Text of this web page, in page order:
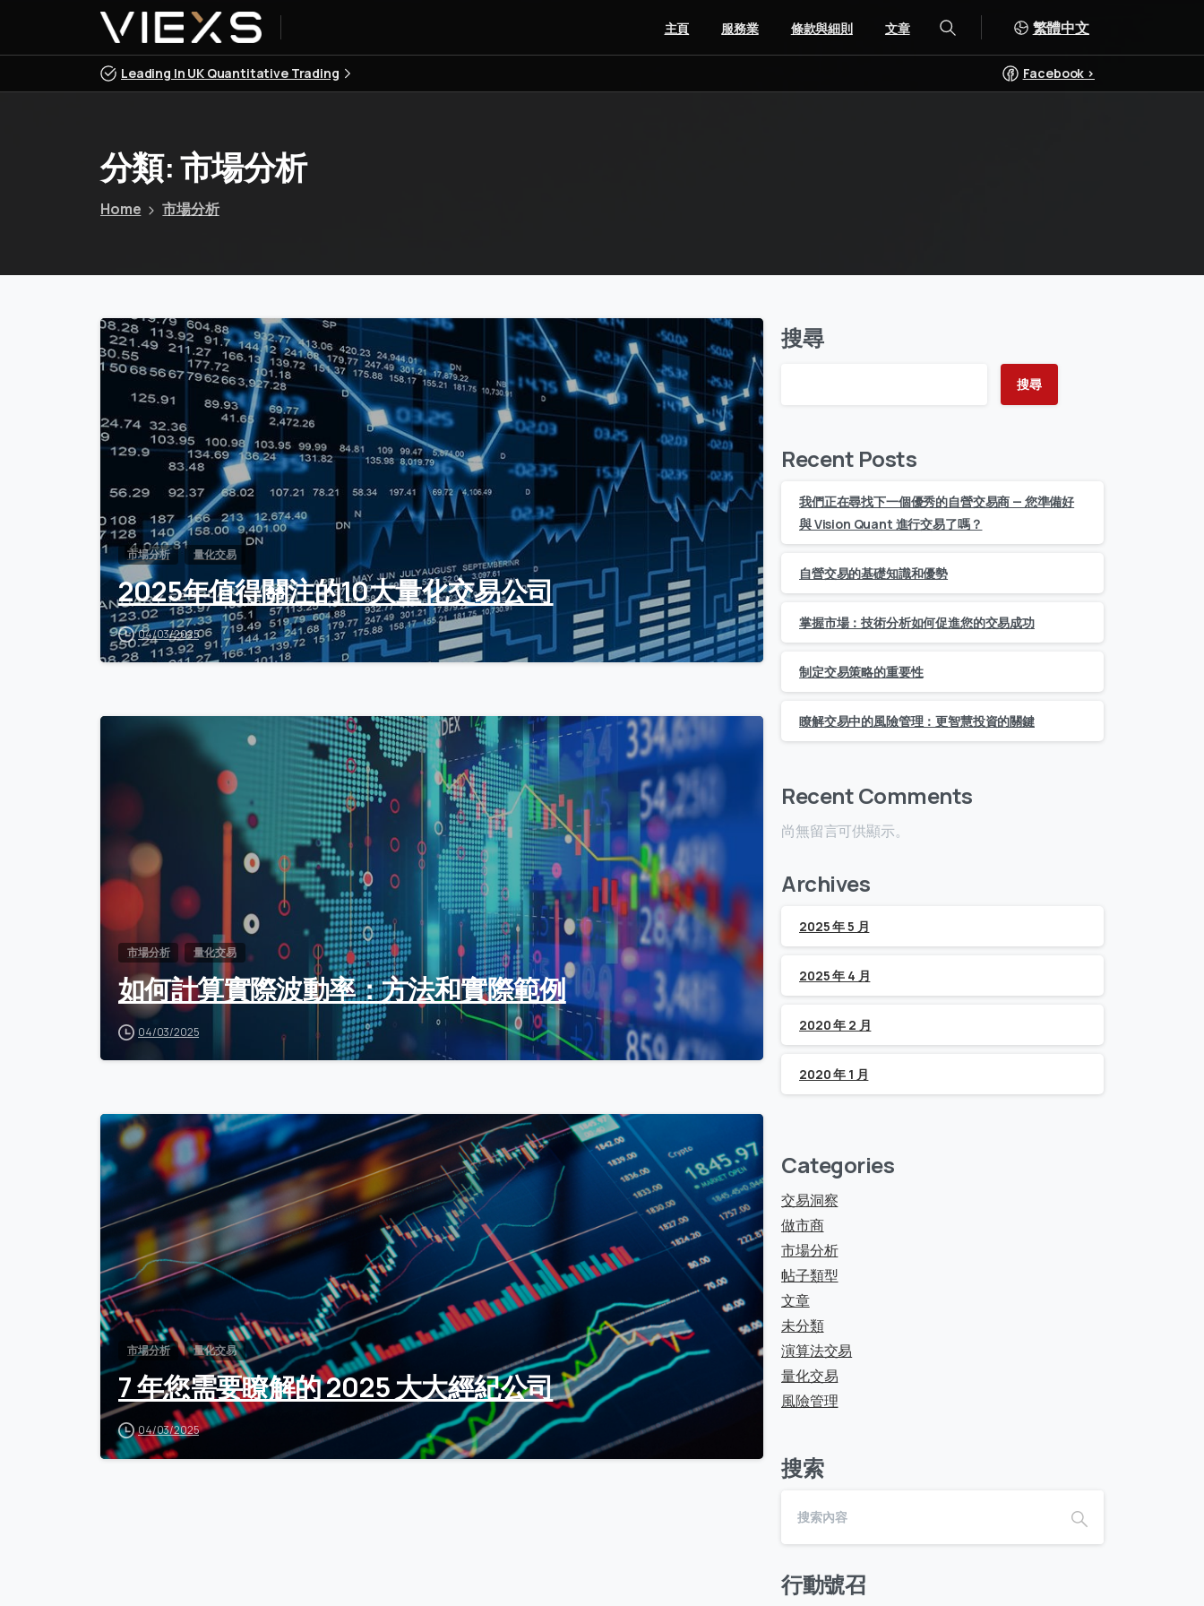
主頁 服務業 條款與細則 文章
搜索 繁體中文
Leading In UK Quantitative Trading Facebook >
分類:市場分析
Home 市場分析
市場分析 量化交易
2025年值得關注的10大量化交易公司
04/03/2025
市場分析 量化交易
如何計算實際波動率：方法和實際範例
04/03/2025
0
市場分析 量化交易
7 年您需要瞭解的 2025 大大經紀公司
04/03/2025
搜尋
搜尋
Recent Posts
我們正在尋找下一個優秀的自營交易商 — 您準備好
與 Vision Quant 進行交易了嗎？
自營交易的基礎知識和優勢
掌握市場：技術分析如何促進您的交易成功
制定交易策略的重要性
瞭解交易中的風險管理：更智慧投資的關鍵
Recent Comments
尚無留言可供顯示。
Archives
2025 年 5 月
2025 年 4 月
2020 年 2 月
2020 年 1 月
Categories
交易洞察
做市商
市場分析
帖子類型
文章
未分類
演算法交易
量化交易
風險管理
搜索
行動號召